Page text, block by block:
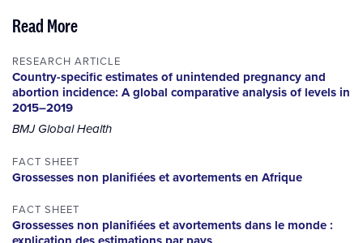
Read More
RESEARCH ARTICLE
Country-specific estimates of unintended pregnancy and
abortion incidence: A global comparative analysis of levels in
2015–2019
BMJ Global Health
FACT SHEET
Grossesses non planifiées et avortements en Afrique
FACT SHEET
Grossesses non planifiées et avortements dans le monde :